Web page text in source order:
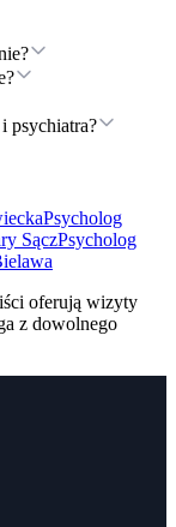
psychiatra?
Psycholog
SączPsycholog
oferują wizyty
z dowolnego